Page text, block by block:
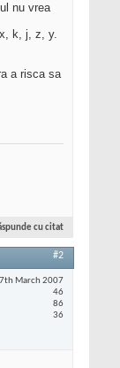
nu vrea
k, j, z, y.
a risca sa
cu citat
#2
7th March 2007
46
86
36